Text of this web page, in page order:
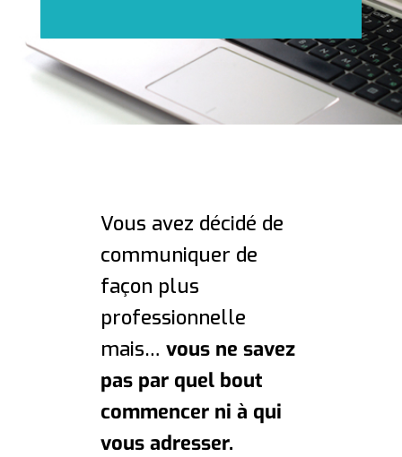
Vous avez décidé de
communiquer de
façon plus
professionnelle
mais… vous ne savez
pas par quel bout
commencer ni à qui
vous adresser.